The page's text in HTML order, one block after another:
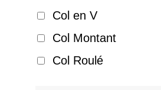
Col en V
Col Montant
Col Roulé